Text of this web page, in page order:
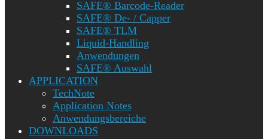
SAFE® Barcode-Reader
SAFE® De- / Capper
SAFE® TLM
Liquid-Handling
Anwendungen
SAFE® Auswahl
APPLICATION
TechNote
Application Notes
Anwendungsbereiche
DOWNLOADS